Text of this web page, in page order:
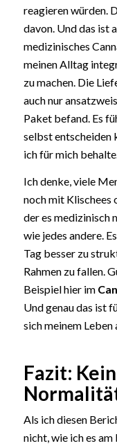
reagieren würden.
davon. Und das ist
medizinisches
meinen Alltag
zu machen. Die
auch nur
Paket befand. Es
selbst entscheiden
ich für mich behalte.
Ich denke, viele
noch mit Klischees
der es medizinisch
wie jedes andere.
Tag besser zu
Rahmen zu fallen.
Beispiel hier im
Und genau das ist
sich meinem
Fazit:
Als ich diesen
nicht, wie ich es